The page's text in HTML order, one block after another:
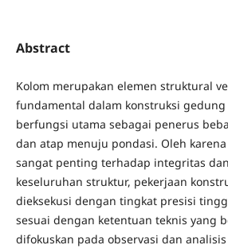
Abstract
Kolom merupakan elemen struktural
fundamental dalam konstruksi
berfungsi utama sebagai penerus
dan atap menuju pondasi. Oleh
sangat penting terhadap integritas
keseluruhan struktur, pekerjaan
dieksekusi dengan tingkat presisi
sesuai dengan ketentuan teknis yang
difokuskan pada observasi dan